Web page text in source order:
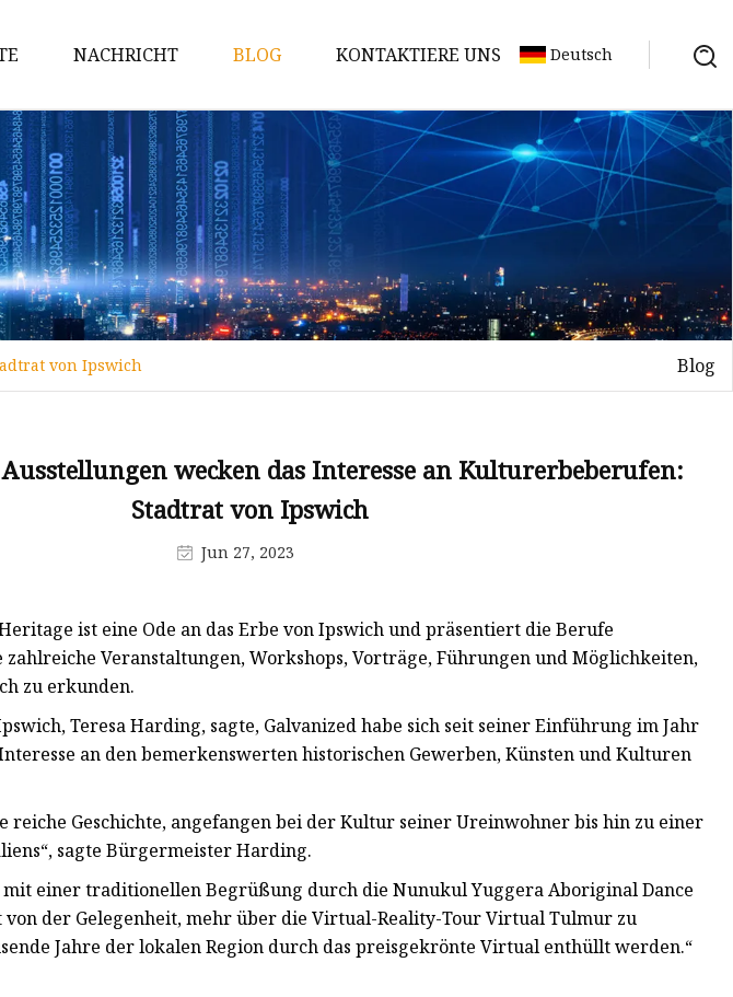
Stahlrohr
aus Edelstahl
PPGI-PPGL-Stahl
rechteckiges
NACHRICHT BLOG KONTAKTIERE UNS Deutsch
von Ipswich Blog
wecken das Interesse an Kulturerbeberufen:
Stadtrat von Ipswich
Jun 27, 2023
ist eine Ode an das Erbe von Ipswich und präsentiert die Berufe
Veranstaltungen, Workshops, Vorträge, Führungen und Möglichkeiten,
zu erkunden.
Teresa Harding, sagte, Galvanized habe sich seit seiner Einführung im Jahr
an den bemerkenswerten historischen Gewerben, Künsten und Kulturen
reiche Geschichte, angefangen bei der Kultur seiner Ureinwohner bis hin zu einer
sagte Bürgermeister Harding.
mit einer traditionellen Begrüßung durch die Nunukul Yuggera Aboriginal Dance
von der Gelegenheit, mehr über die Virtual-Reality-Tour Virtual Tulmur zu
Jahre der lokalen Region durch das preisgekrönte Virtual enthüllt werden.“